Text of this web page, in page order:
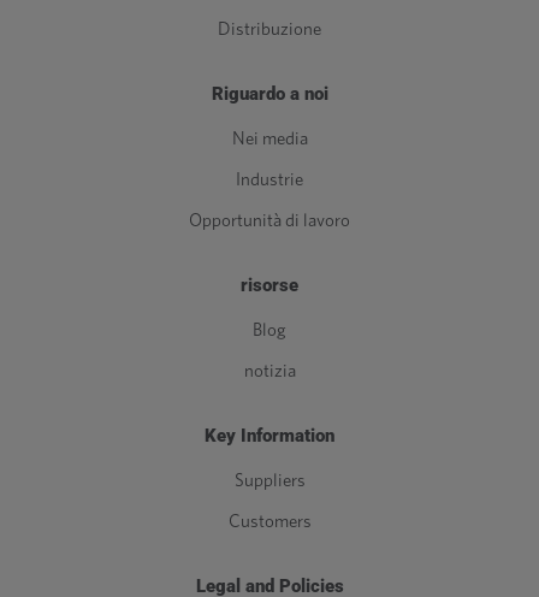
Distribuzione
Riguardo a noi
Nei media
Industrie
Opportunità di lavoro
risorse
Blog
notizia
Key Information
Suppliers
Customers
Legal and Policies